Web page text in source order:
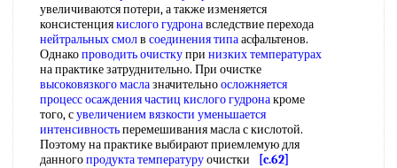
увеличиваются потери, а также изменяется
консистенциякислого гудронавследствие перехода
нейтральных смолв соединения типаасфальтенов.
Однакопроводить очисткупри низких температурах
на практике затруднительно. При очистке
высоковязкого маслазначительноосложняется
процессосаждения частиц кислого гудронакроме
того, сувеличением вязкости уменьшается
интенсивностьперемешивания масла с кислотой.
Поэтому на практике выбирают приемлемую для
данногопродукта температуруочистки [c.62]